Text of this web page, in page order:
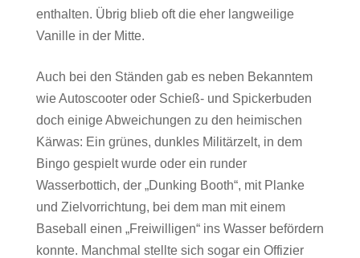
enthalten. Übrig blieb oft die eher langweilige
Vanille in der Mitte.
Auch bei den Ständen gab es neben Bekanntem
wie Autoscooter oder Schieß- und Spickerbuden
doch einige Abweichungen zu den heimischen
Kärwas: Ein grünes, dunkles Militärzelt, in dem
Bingo gespielt wurde oder ein runder
Wasserbottich, der „Dunking Booth“, mit Planke
und Zielvorrichtung, bei dem man mit einem
Baseball einen „Freiwilligen“ ins Wasser befördern
konnte. Manchmal stellte sich sogar ein Offizier